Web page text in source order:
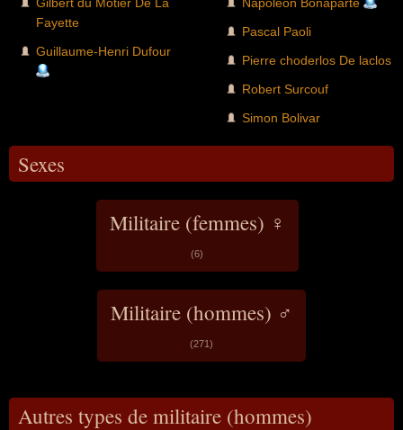
Fayette
Guillaume-Henri Dufour
Pascal Paoli
Pierre choderlos De laclos
Robert Surcouf
Simon Bolivar
Sexes
Militaire (femmes) ♀
(6)
Militaire (hommes) ♂
(271)
Autres types de militaire (hommes)